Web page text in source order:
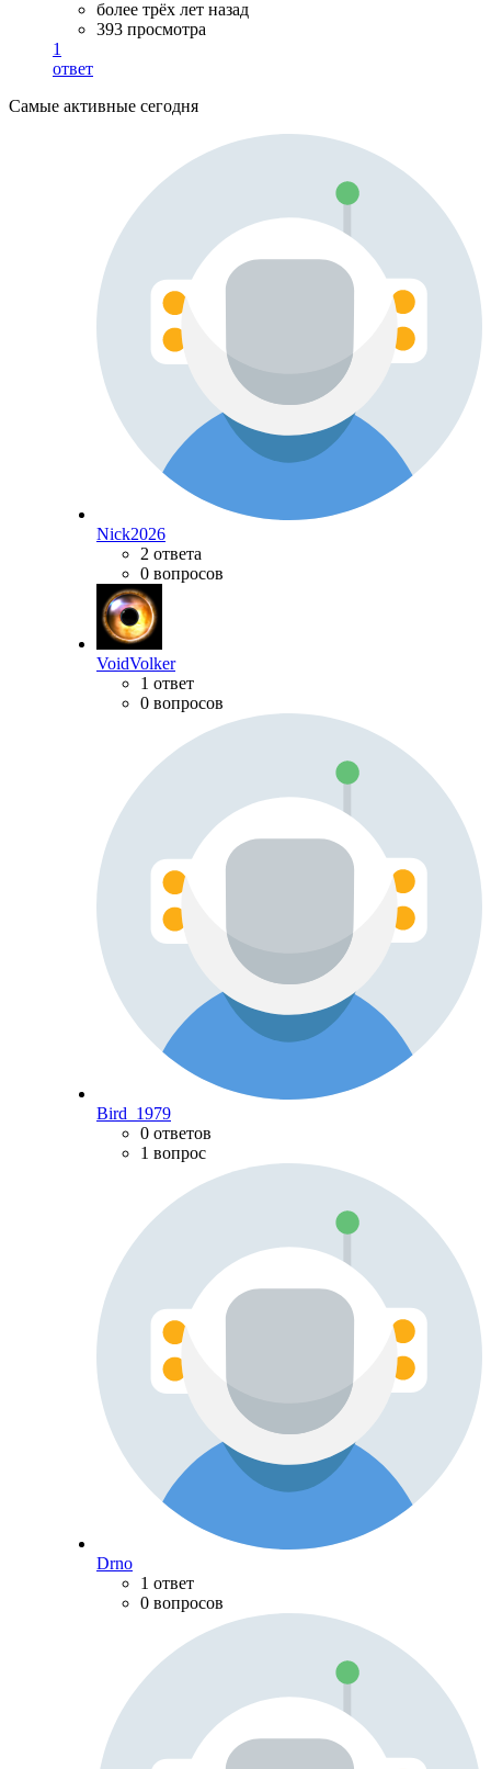
более трёх лет назад
393 просмотра
1
ответ
Самые активные сегодня
Nick2026
2 ответа
0 вопросов
VoidVolker
1 ответ
0 вопросов
Bird_1979
0 ответов
1 вопрос
Drno
1 ответ
0 вопросов